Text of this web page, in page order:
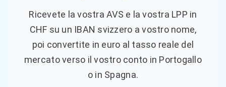
Ricevete la vostra AVS e la vostra LPP in
CHF su un IBAN svizzero a vostro nome,
poi convertite in euro al tasso reale del
mercato verso il vostro conto in Portogallo
o in Spagna.